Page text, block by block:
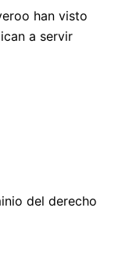
han visto
a servir
del derecho